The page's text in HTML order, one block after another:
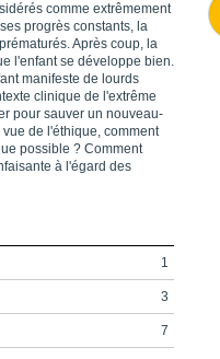
comme extrêmement
progrès constants, la
Après coup, la
l'enfant se développe bien.
manifeste de lourds
clinique de l'extrême
pour sauver un nouveau-
de l'éthique, comment
possible ? Comment
à l'égard des
1
3
7